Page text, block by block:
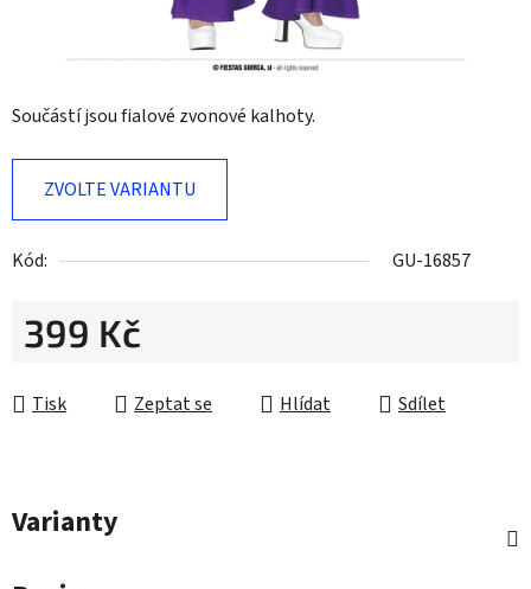
Součástí jsou fialové zvonové kalhoty.
ZVOLTE VARIANTU
Kód: GU-16857
399 Kč
Tisk
Zeptat se Hlídat Sdílet
Varianty